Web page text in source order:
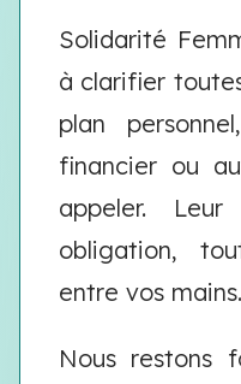
Solidarité
à clarifier
plan
financier ou
appeler.
obligation,
entre vos mains.
Nous restons